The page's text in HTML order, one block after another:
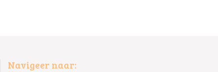
Navigeer naar: